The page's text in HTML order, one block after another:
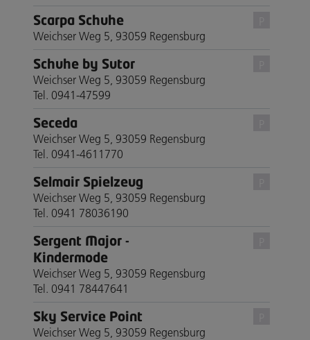
Scarpa Schuhe
Weichser Weg 5, 93059 Regensburg
Schuhe by Sutor
Weichser Weg 5, 93059 Regensburg
Tel. 0941-47599
Seceda
Weichser Weg 5, 93059 Regensburg
Tel. 0941-4611770
Selmair Spielzeug
Weichser Weg 5, 93059 Regensburg
Tel. 0941 78036190
Sergent Major -
Kindermode
Weichser Weg 5, 93059 Regensburg
Tel. 0941 78447641
Sky Service Point
Weichser Weg 5, 93059 Regensburg